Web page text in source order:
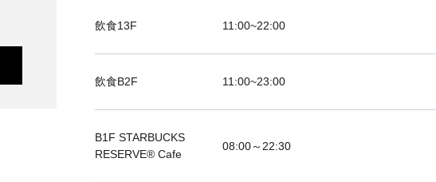
飲食13F 11:00~22:00
飲食B2F 11:00~23:00
B1F STARBUCKS
RESERVE®︎ Cafe
08:00～22:30